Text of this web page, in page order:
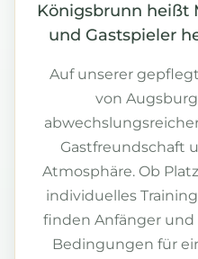
Königsbrunn heißt
und Gastspieler
Auf unserer
von
Gastfreundschaft
Atmosphäre. Ob
individuelles
finden Anfänger und
Bedingungen für